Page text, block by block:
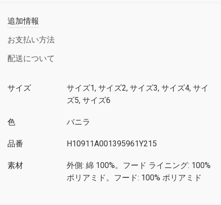
追加情報
お支払い方法
配送について
サイズ
サイズ1, サイズ2, サイズ3, サイズ4, サイ
ズ5, サイズ6
色 バニラ
品番 H10911A001395961Y215
素材
外側: 綿 100%。フード ライニング: 100%
ポリアミド。フード: 100% ポリアミド